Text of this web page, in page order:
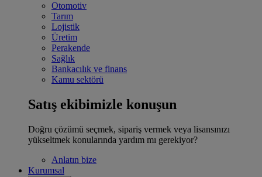
Otomotiv
Tarım
Lojistik
Üretim
Perakende
Sağlık
Bankacılık ve finans
Kamu sektörü
Satış ekibimizle konuşun
Doğru çözümü seçmek, sipariş vermek veya lisansınızı
yükseltmek konularında yardım mı gerekiyor?
Anlatın bize
Kurumsal